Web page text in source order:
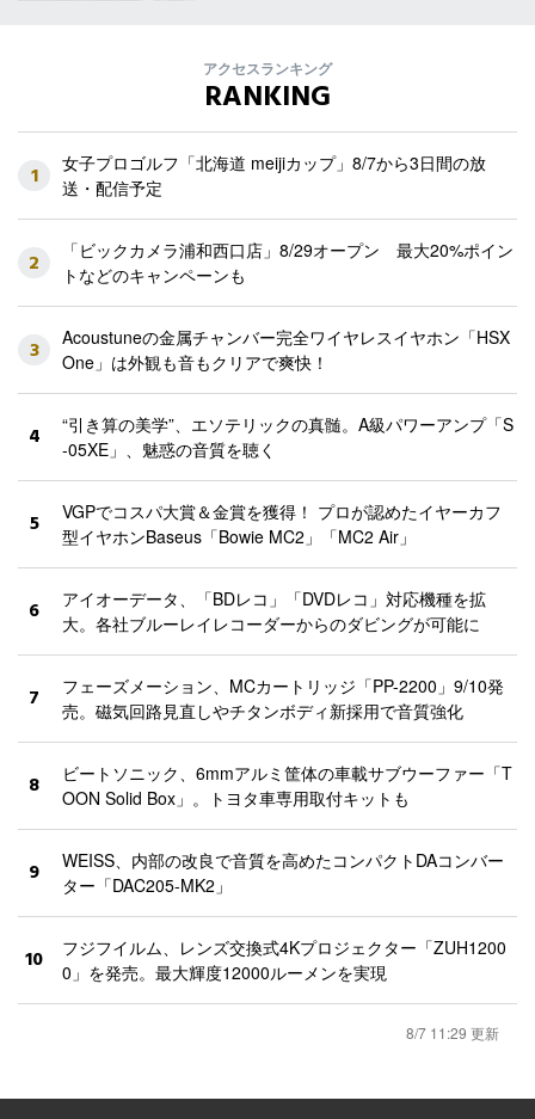
アクセスランキング
RANKING
1
女子プロゴルフ「北海道 meijiカップ」8/7から3日間の放
送・配信予定
2
「ビックカメラ浦和西口店」8/29オープン 最大20%ポイン
トなどのキャンペーンも
3
Acoustuneの金属チャンバー完全ワイヤレスイヤホン「HSX
One」は外観も音もクリアで爽快！
4
“引き算の美学”、エソテリックの真髄。A級パワーアンプ「S
-05XE」、魅惑の音質を聴く
5
VGPでコスパ大賞＆金賞を獲得！ プロが認めたイヤーカフ
型イヤホンBaseus「Bowie MC2」「MC2 Air」
6
アイオーデータ、「BDレコ」「DVDレコ」対応機種を拡
大。各社ブルーレイレコーダーからのダビングが可能に
7
フェーズメーション、MCカートリッジ「PP-2200」9/10発
売。磁気回路見直しやチタンボディ新採用で音質強化
8
ビートソニック、6mmアルミ筐体の車載サブウーファー「T
OON Solid Box」。トヨタ車専用取付キットも
9
WEISS、内部の改良で音質を高めたコンパクトDAコンバー
ター「DAC205-MK2」
10
フジフイルム、レンズ交換式4Kプロジェクター「ZUH1200
0」を発売。最大輝度12000ルーメンを実現
8/7 11:29 更新